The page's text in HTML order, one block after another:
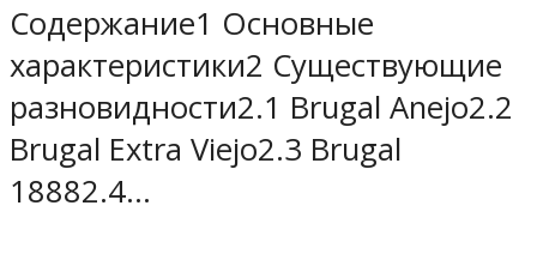
Содержание1 Основные
характеристики2 Существующие
разновидности2.1 Brugal Anejo2.2
Brugal Extra Viejo2.3 Brugal
18882.4…